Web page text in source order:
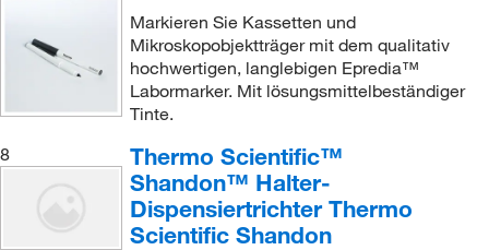
Markieren Sie Kassetten und
Mikroskopobjektträger mit dem qualitativ
hochwertigen, langlebigen Epredia™
Labormarker. Mit lösungsmittelbeständiger
Tinte.
8
Thermo Scientific™
Shandon™ Halter-
Dispensiertrichter Thermo
Scientific Shandon